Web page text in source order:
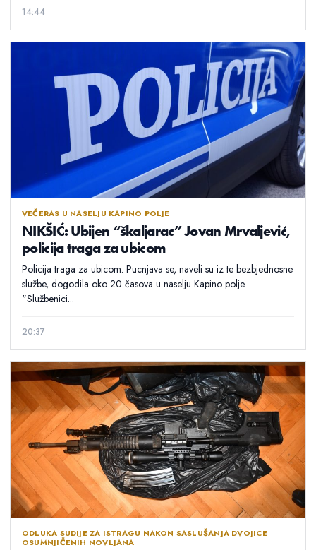
14:44
VEČERAS U NASELJU KAPINO POLJE
NIKŠIĆ: Ubijen “škaljarac” Jovan Mrvaljević,
policija traga za ubicom
Policija traga za ubicom. Pucnjava se, naveli su iz te bezbjednosne
službe, dogodila oko 20 časova u naselju Kapino polje.
"Službenici...
20:37
ODLUKA SUDIJE ZA ISTRAGU NAKON SASLUŠANJA DVOJICE
OSUMNJIČENIH NOVLJANA